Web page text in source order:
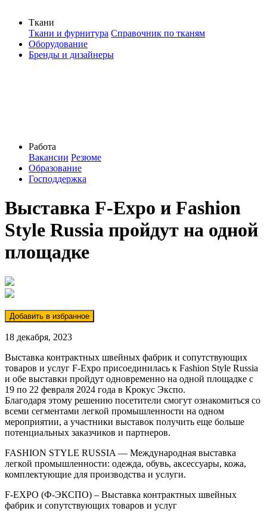
Ткани
Ткани и фурнитура Справочник по тканям
Оборудование
Бренды и дизайнеры
Работа
Вакансии Резюме
Образование
Господдержка
Выставка F-Expo и Fashion
Style Russia пройдут на одной
площадке
18 декабря, 2023
Выставка контрактных швейных фабрик и сопутствующих
товаров и услуг F-Expo присоединилась к Fashion Style Russia
и обе выставки пройдут одновременно на одной площадке с
19 по 22 февраля 2024 года в Крокус Экспо.
Благодаря этому решению посетители смогут ознакомиться со
всеми сегментами легкой промышленности на одном
мероприятии, а участники выставок получить еще больше
потенциальных заказчиков и партнеров.
FASHION STYLE RUSSIA — Международная выставка
легкой промышленности: одежда, обувь, аксессуары, кожа,
комплектующие для производства и услуги.
F-EXPO (Ф-ЭКСПО) – Выставка контрактных швейных
фабрик и сопутствующих товаров и услуг